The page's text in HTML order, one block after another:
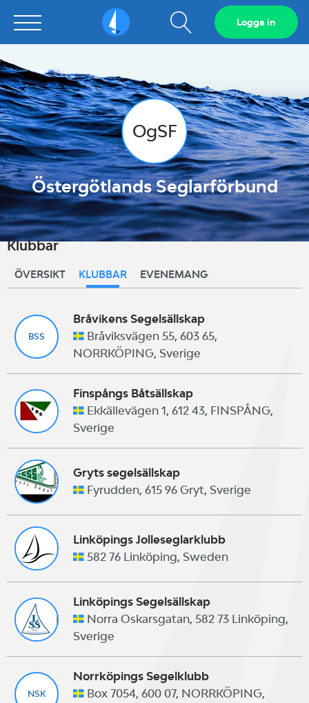
Sailarena Visa
sökfält
Logga in
OgSF
Östergötlands Seglarförbund
Klubbar
ÖVERSIKT KLUBBAR EVENEMANG
BSS
Bråvikens Segelsällskap
Bråviksvägen 55, 603 65,
NORRKÖPING, Sverige
Finspångs Båtsällskap
Ekkällevägen 1, 612 43, FINSPÅNG,
Sverige
Gryts segelsällskap
Fyrudden, 615 96 Gryt, Sverige
Linköpings Jolleseglarklubb
582 76 Linköping, Sweden
Linköpings Segelsällskap
Norra Oskarsgatan, 582 73 Linköping,
Sverige
NSK
Norrköpings Segelklubb
Box 7054, 600 07, NORRKÖPING,